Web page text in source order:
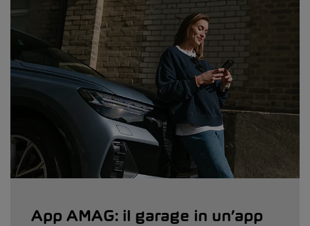
App AMAG: il garage in un’app